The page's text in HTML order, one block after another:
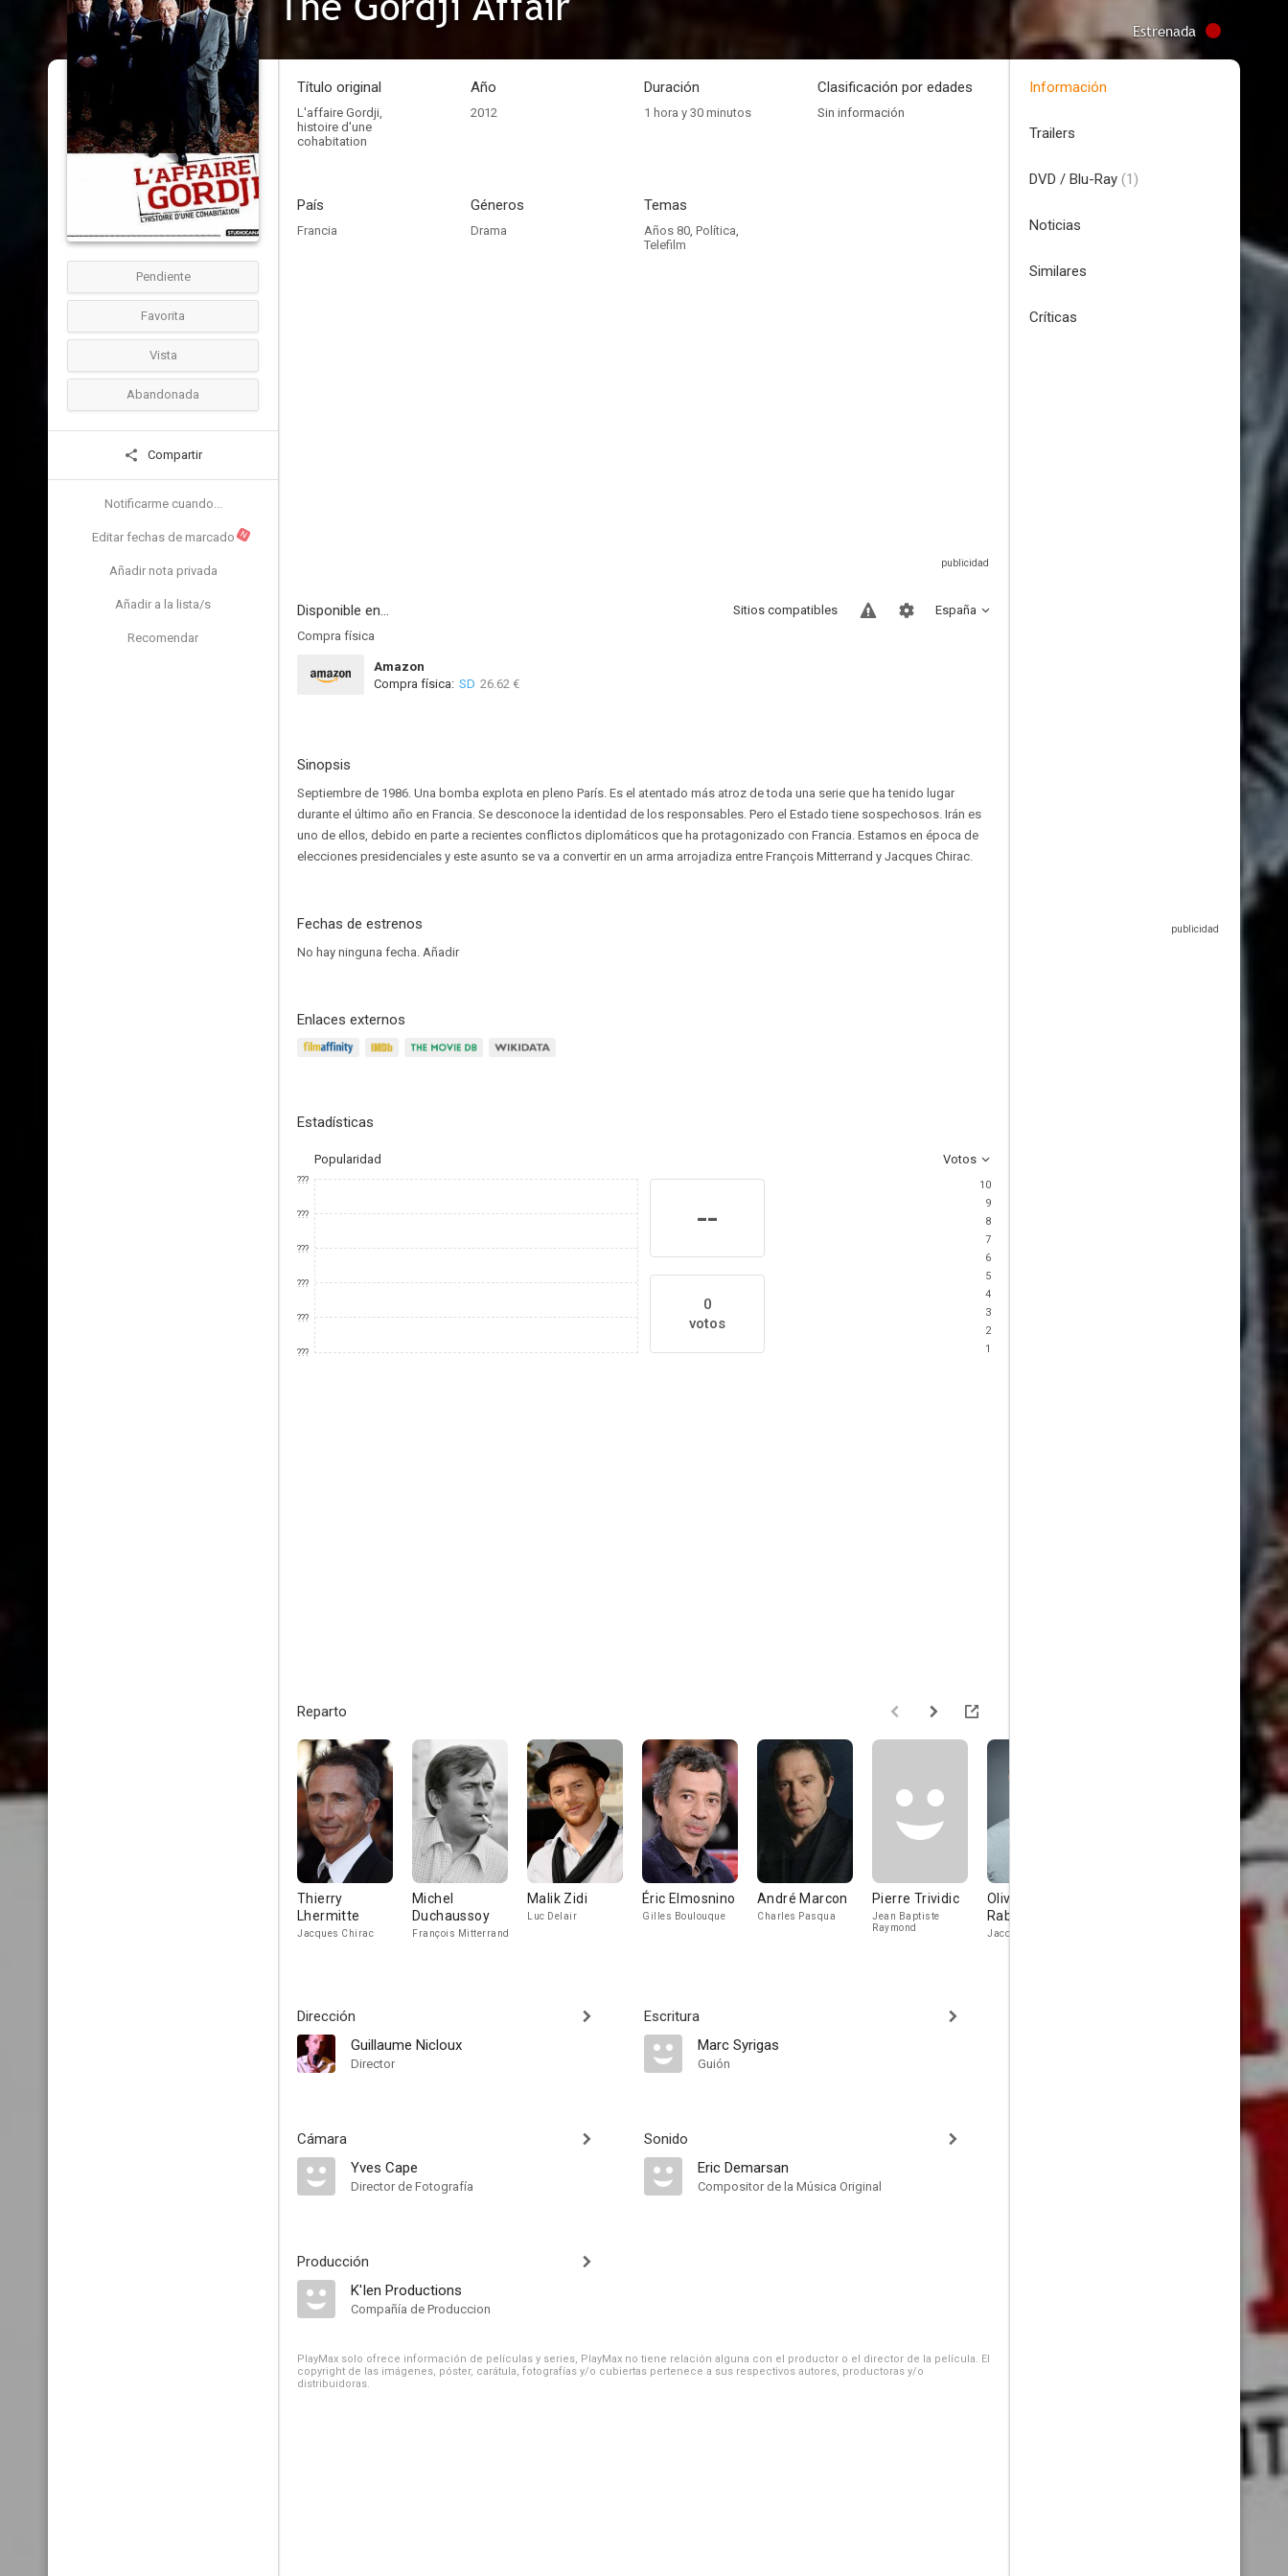
Estrenada
Pendiente
Favorita
Vista
Abandonada
Compartir
Notificarme cuando...
Editar fechas de marcado N
Añadir nota privada
Añadir a la lista/s
Recomendar
Título original
L'affaire Gordji,
histoire d'une
cohabitation
Año
2012
Duración
1 hora y 30 minutos
Clasificación por edades
Sin información
País
Francia
Géneros
Drama
Temas
Años 80, Política,
Telefilm
Disponible en... España
Sitios compatibles
Compra física
Amazon
Compra física: SD 26.62 €
Sinopsis
Septiembre de 1986. Una bomba explota en pleno París. Es el atentado más atroz de toda una serie que ha tenido lugar
durante el último año en Francia. Se desconoce la identidad de los responsables. Pero el Estado tiene sospechosos. Irán es
uno de ellos, debido en parte a recientes conflictos diplomáticos que ha protagonizado con Francia. Estamos en época de
elecciones presidenciales y este asunto se va a convertir en un arma arrojadiza entre François Mitterrand y Jacques Chirac.
Fechas de estrenos
No hay ninguna fecha. Añadir
Enlaces externos
Estadísticas
Popularidad Votos
???
???
???
???
???
???
--
0
votos
10
9
8
7
6
5
4
3
2
1
Reparto
Thierry
Lhermitte
Jacques Chirac
Michel
Duchaussoy
François Mitterrand
Malik Zidi
Luc Delair
Éric Elmosnino
Gilles Boulouque
André Marcon
Charles Pasqua
Pierre Trividic
Jean Baptiste
Raymond
Olivier
Rabourdin
Jacques Dor
Jacques
Spiesser
Dirección
Guillaume Nicloux
Director
Cámara
Yves Cape
Director de Fotografía
Producción
K'Ien Productions
Compañía de Produccion
Escritura
Marc Syrigas
Guión
Sonido
Eric Demarsan
Compositor de la Música Original
PlayMax solo ofrece información de películas y series, PlayMax no tiene relación alguna con el productor o el director de la película. El
copyright de las imágenes, póster, carátula, fotografías y/o cubiertas pertenece a sus respectivos autores, productoras y/o
distribuidoras.
Información
Trailers
DVD / Blu-Ray (1)
Noticias
Similares
Críticas